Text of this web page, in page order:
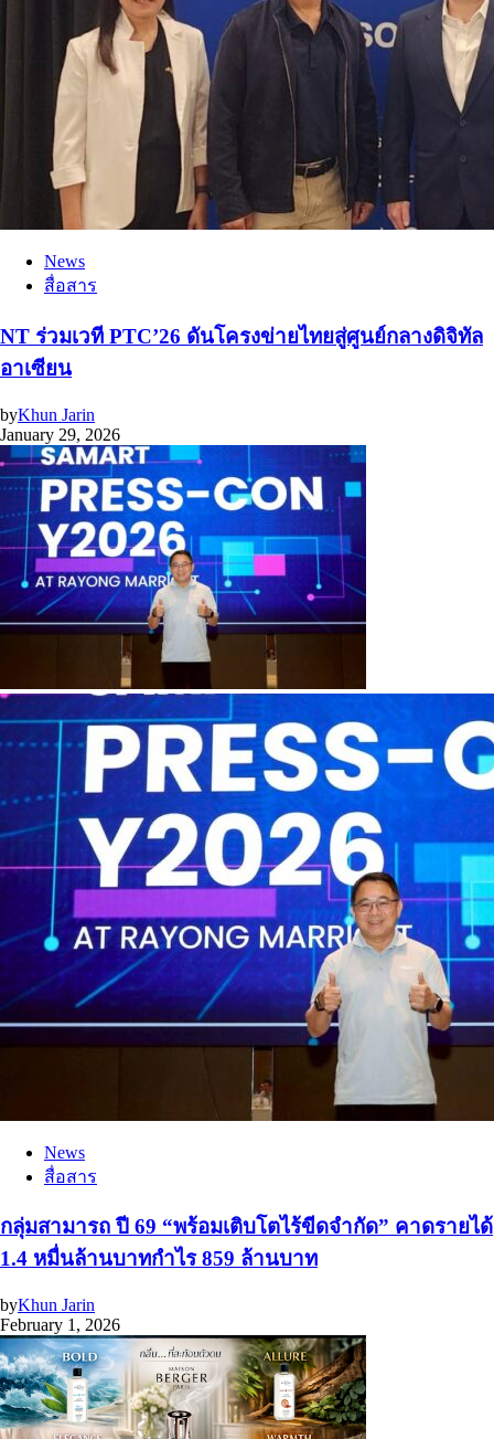
News
สื่อสาร
NT ร่วมเวที PTC’26 ดันโครงข่ายไทยสู่ศูนย์กลางดิจิทัล
อาเซียน
byKhun Jarin
January 29, 2026
News
สื่อสาร
กลุ่มสามารถ ปี 69 “พร้อมเติบโตไร้ขีดจำกัด” คาดรายได้
1.4 หมื่นล้านบาทกำไร 859 ล้านบาท
byKhun Jarin
February 1, 2026